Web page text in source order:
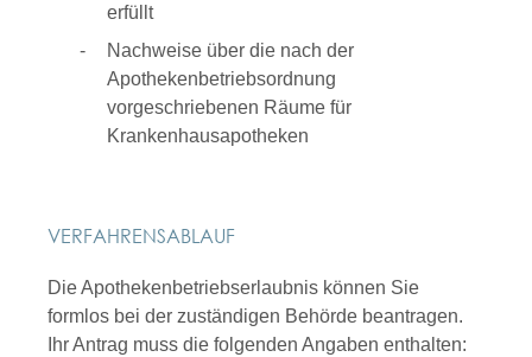
erfüllt
Nachweise über die nach der
Apothekenbetriebsordnung
vorgeschriebenen Räume für
Krankenhausapotheken
VERFAHRENSABLAUF
Die Apothekenbetriebserlaubnis können Sie
formlos bei der zuständigen Behörde beantragen.
Ihr Antrag muss die folgenden Angaben enthalten: